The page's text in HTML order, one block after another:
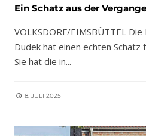
Ein Schatz aus der
VOLKSDORF/EIMSBÜTTEL
Dudek hat einen echten
Sie hat die in...
8. JULI 2025